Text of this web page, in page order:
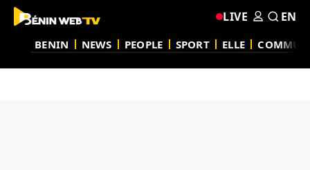
BENIN NEWS PEOPLE SPORT ELLE
LIVE EN